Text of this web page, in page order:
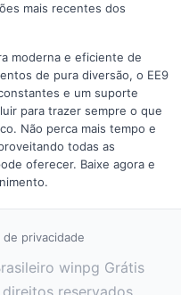
mais recentes dos
moderna e eficiente de
de pura diversão, o EE9
e um suporte
para trazer sempre o que
Não perca mais tempo e
todas as
oferecer. Baixe agora e
de privacidade
winpg Grátis
reservados.